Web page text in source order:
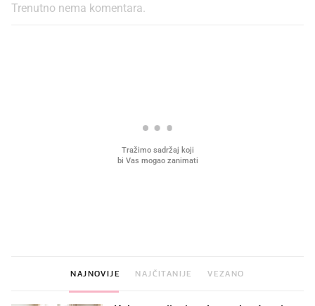
Trenutno nema komentara.
NAJNOVIJE NAJČITANIJE VEZANO